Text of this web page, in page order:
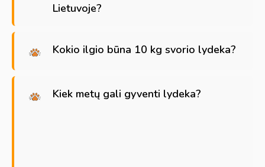
Lietuvoje?
Kokio ilgio būna 10 kg svorio lydeka?
Kiek metų gali gyventi lydeka?